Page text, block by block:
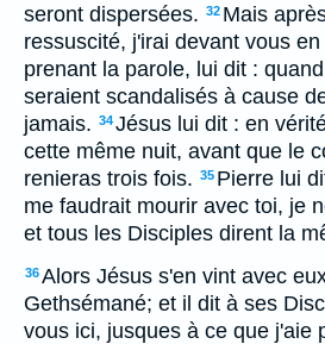
seront dispersées. 32 Mais
ressuscité, j'irai devant vous
prenant la parole, lui dit :
seraient scandalisés à cause
jamais. 34Jésus lui dit : en
cette même nuit, avant que le
renieras trois fois. 35 Pierre lui
me faudrait mourir avec toi, je
et tous les Disciples dirent la
36Alors Jésus s'en vint avec
Gethsémané; et il dit à ses
vous ici, jusques à ce que j'aie